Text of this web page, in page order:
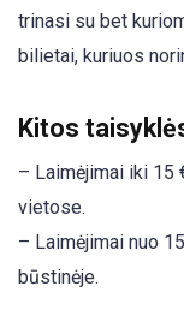
trinasi su bet
bilietai, kuriuos
Kitos
– Laimėjimai iki 15
vietose.
– Laimėjimai nuo
būstinėje.